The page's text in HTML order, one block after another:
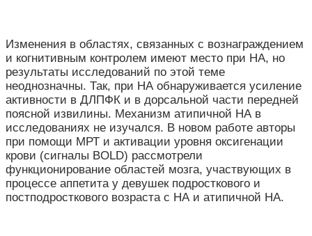
Изменения в областях, связанных с вознаграждением
и когнитивным контролем имеют место при НА, но
результаты исследований по этой теме
неоднозначны. Так, при НА обнаруживается усиление
активности в ДЛПФК и в дорсальной части передней
поясной извилины. Механизм атипичной НА в
исследованиях не изучался. В новом работе авторы
при помощи МРТ и активации уровня оксигенации
крови (сигналы BOLD) рассмотрели
функционирование областей мозга, участвующих в
процессе аппетита у девушек подросткового и
постподросткового возраста с НА и атипичной НА.